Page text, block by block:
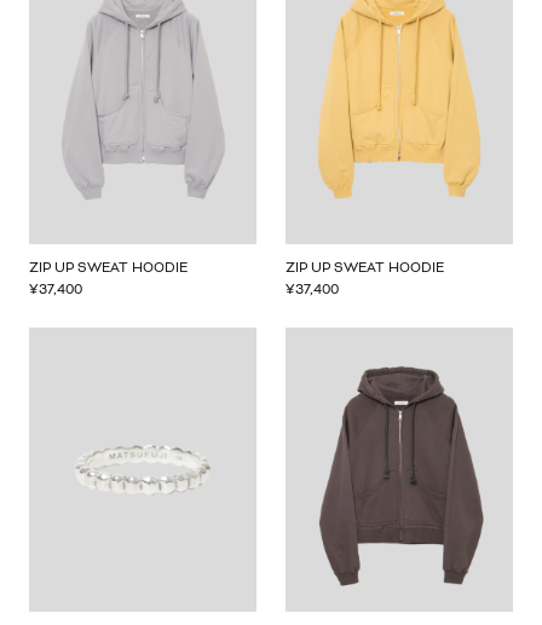
ZIP UP SWEAT HOODIE
¥37,400
ZIP UP SWEAT HOODIE
¥37,400